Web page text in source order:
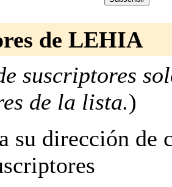
de LEHIA
suscriptores
de la lista.)
su dirección de